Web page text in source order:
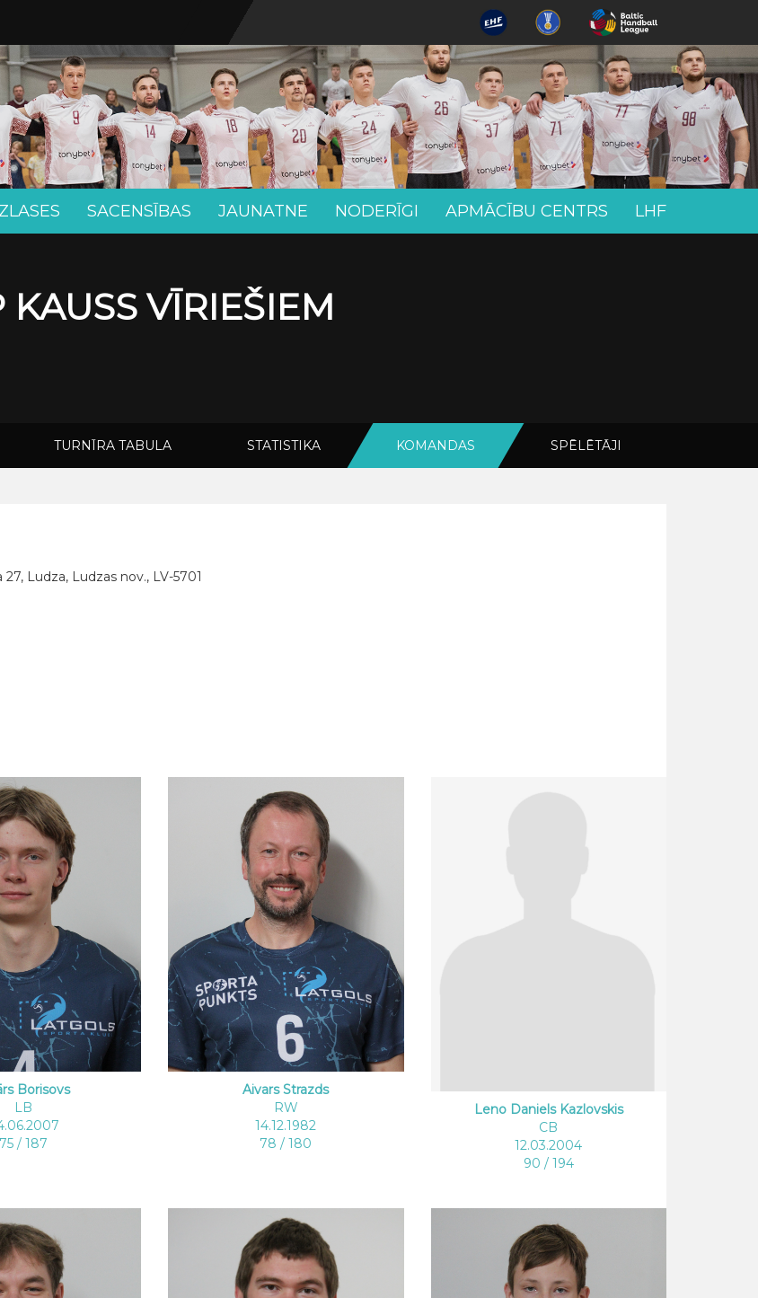
SACENSĪBAS JAUNATNE NODERĪGI APMĀCĪBU CENTRS LHF
KAUSS VĪRIEŠIEM
TURNĪRA TABULA STATISTIKA KOMANDAS SPĒLĒTĀJI
Ludza, Ludzas nov., LV-5701
Borisovs
LB
75 / 187
Aivars Strazds
RW
14.12.1982
78 / 180
Leno Daniels Kazlovskis
CB
12.03.2004
90 / 194